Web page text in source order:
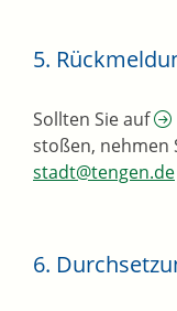
5.
Sollten Sie auf
stoßen, nehmen
stadt@tengen.de
6.